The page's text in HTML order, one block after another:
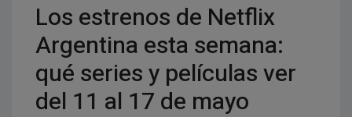
Los estrenos de Netflix
Argentina esta semana:
qué series y películas ver
del 11 al 17 de mayo